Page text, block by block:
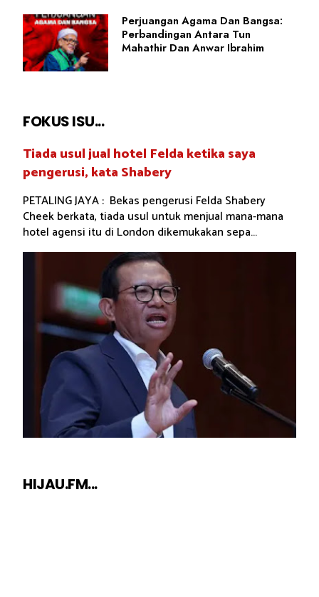
Perjuangan Agama Dan Bangsa:
Perbandingan Antara Tun
Mahathir Dan Anwar Ibrahim
FOKUS ISU...
Tiada usul jual hotel Felda ketika saya
pengerusi, kata Shabery
PETALING JAYA : Bekas pengerusi Felda Shabery
Cheek berkata, tiada usul untuk menjual mana-mana
hotel agensi itu di London dikemukakan sepa...
HIJAU.FM...